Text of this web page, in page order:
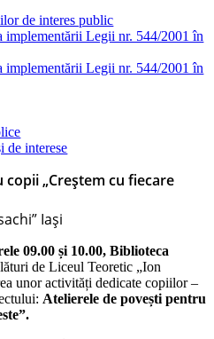
de interes public
implementării Legii nr. 544/2001 în
implementării Legii nr. 544/2001 în
de interese
„Creștem cu fiecare
Iaşi
09.00 și 10.00, Biblioteca
de Liceul Teoretic „Ion
unor activități dedicate copiilor –
Atelierele de povești pentru